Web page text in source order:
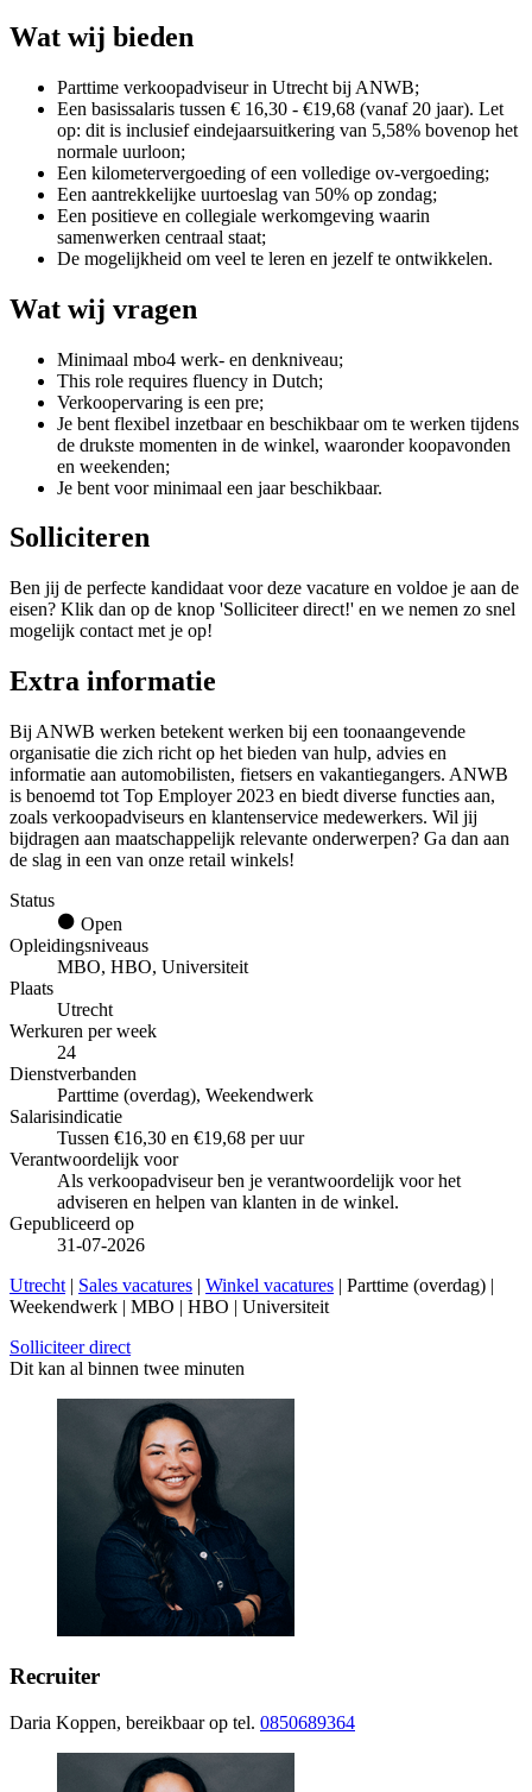
Wat wij bieden
Parttime verkoopadviseur in Utrecht bij ANWB;
Een basissalaris tussen € 16,30 - €19,68 (vanaf 20 jaar). Let
op: dit is inclusief eindejaarsuitkering van 5,58% bovenop het
normale uurloon;
Een kilometervergoeding of een volledige ov-vergoeding;
Een aantrekkelijke uurtoeslag van 50% op zondag;
Een positieve en collegiale werkomgeving waarin
samenwerken centraal staat;
De mogelijkheid om veel te leren en jezelf te ontwikkelen.
Wat wij vragen
Minimaal mbo4 werk- en denkniveau;
This role requires fluency in Dutch;
Verkoopervaring is een pre;
Je bent flexibel inzetbaar en beschikbaar om te werken tijdens
de drukste momenten in de winkel, waaronder koopavonden
en weekenden;
Je bent voor minimaal een jaar beschikbaar.
Solliciteren
Ben jij de perfecte kandidaat voor deze vacature en voldoe je aan de
eisen? Klik dan op de knop 'Solliciteer direct!' en we nemen zo snel
mogelijk contact met je op!
Extra informatie
Bij ANWB werken betekent werken bij een toonaangevende
organisatie die zich richt op het bieden van hulp, advies en
informatie aan automobilisten, fietsers en vakantiegangers. ANWB
is benoemd tot Top Employer 2023 en biedt diverse functies aan,
zoals verkoopadviseurs en klantenservice medewerkers. Wil jij
bijdragen aan maatschappelijk relevante onderwerpen? Ga dan aan
de slag in een van onze retail winkels!
Status
Open
Opleidingsniveaus
MBO, HBO, Universiteit
Plaats
Utrecht
Werkuren per week
24
Dienstverbanden
Parttime (overdag), Weekendwerk
Salarisindicatie
Tussen €16,30 en €19,68 per uur
Verantwoordelijk voor
Als verkoopadviseur ben je verantwoordelijk voor het
adviseren en helpen van klanten in de winkel.
Gepubliceerd op
31-07-2026
Utrecht | Sales vacatures | Winkel vacatures | Parttime (overdag) |
Weekendwerk | MBO | HBO | Universiteit
Solliciteer direct
Dit kan al binnen twee minuten
Recruiter
Daria Koppen, bereikbaar op tel. 0850689364